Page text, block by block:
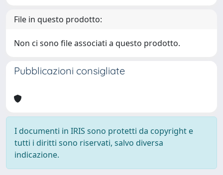
File in questo prodotto:
Non ci sono file associati a questo prodotto.
Pubblicazioni consigliate
I documenti in IRIS sono protetti da copyright e
tutti i diritti sono riservati, salvo diversa
indicazione.